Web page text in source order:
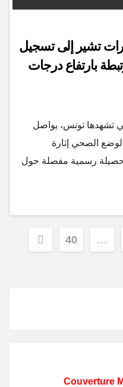
تشير إلى تسجيل
وفاة مرتبطة بارتفاع درجات
تشهدها تونس، يواصل
الصحي إثارة
رسمية مفصلة حول
…
40
Couverture